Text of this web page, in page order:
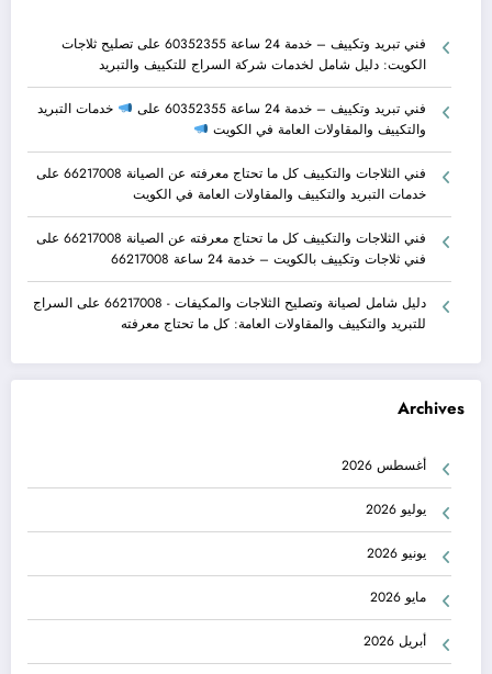
فني تبريد وتكييف – خدمة 24 ساعة 60352355 على تصليح ثلاجات
الكويت: دليل شامل لخدمات شركة السراج للتكييف والتبريد
فني تبريد وتكييف – خدمة 24 ساعة 60352355 على
خدمات التبريد
والتكييف والمقاولات العامة في الكويت
فني الثلاجات والتكييف كل ما تحتاج معرفته عن الصيانة 66217008
على
خدمات التبريد والتكييف والمقاولات العامة في الكويت
فني الثلاجات والتكييف كل ما تحتاج معرفته عن الصيانة 66217008
على
فني ثلاجات وتكييف بالكويت – خدمة 24 ساعة 66217008
دليل شامل لصيانة وتصليح الثلاجات والمكيفات - 66217008 على السراج
للتبريد والتكييف والمقاولات العامة: كل ما تحتاج معرفته
Archives
أغسطس 2026
يوليو 2026
يونيو 2026
مايو 2026
أبريل 2026